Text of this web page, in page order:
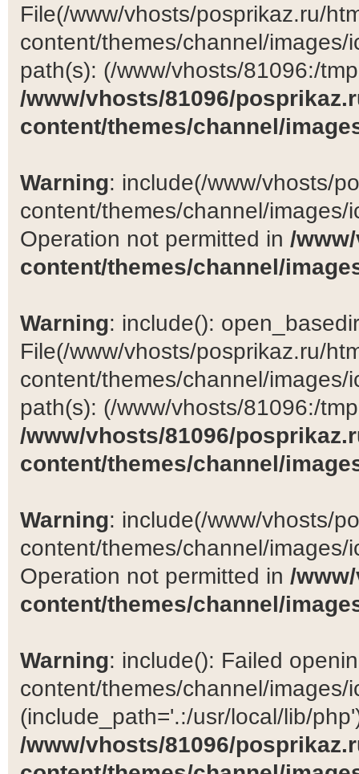
File(/www/vhosts/posprikaz.ru/
content/themes/channel/
path(s): (/www/vhosts/81096:/
/www/vhosts/81096/
content/themes/channel/
Warning: include(/www/vhosts/
content/themes/channel/
Operation not permitted in /
content/themes/channel/
Warning: include():
File(/www/vhosts/posprikaz.ru/
content/themes/channel/
path(s): (/www/vhosts/81096:/
/www/vhosts/81096/
content/themes/channel/
Warning: include(/www/vhosts/
content/themes/channel/
Operation not permitted in /
content/themes/channel/
Warning: include(): Failed
content/themes/channel/images/
(include_path='.:/usr/local/lib/
/www/vhosts/81096/